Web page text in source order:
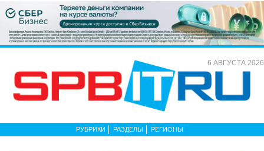
6 АВГУСТА 2026
РУБРИКИ РАЗДЕЛЫ РЕГИОНЫ